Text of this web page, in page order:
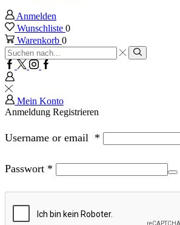
Anmelden
Wunschliste 0
Warenkorb 0
Sucheingabe
Suche
Facebook
TwitterInstagram
Google
Mein Konto
Anmeldung Registrieren
Username or email *
Passwort *